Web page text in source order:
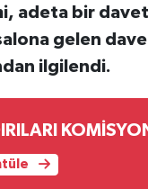
adeta bir
gelen
ilgilendi.